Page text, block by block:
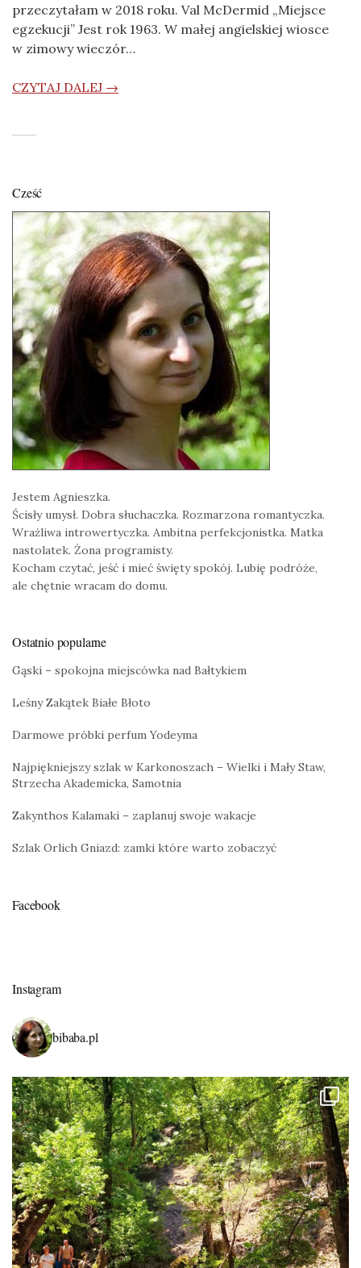
przeczytałam w 2018 roku. Val McDermid „Miejsce
egzekucji” Jest rok 1963. W małej angielskiej wiosce
w zimowy wieczór…
CZYTAJ DALEJ →
Cześć
Jestem Agnieszka.
Ścisły umysł. Dobra słuchaczka. Rozmarzona romantyczka.
Wrażliwa introwertyczka. Ambitna perfekcjonistka. Matka
nastolatek. Żona programisty.
Kocham czytać, jeść i mieć święty spokój. Lubię podróże,
ale chętnie wracam do domu.
Ostatnio popularne
Gąski – spokojna miejscówka nad Bałtykiem
Leśny Zakątek Białe Błoto
Darmowe próbki perfum Yodeyma
Najpiękniejszy szlak w Karkonoszach – Wielki i Mały Staw,
Strzecha Akademicka, Samotnia
Zakynthos Kalamaki – zaplanuj swoje wakacje
Szlak Orlich Gniazd: zamki które warto zobaczyć
Facebook
Instagram
bibaba.pl